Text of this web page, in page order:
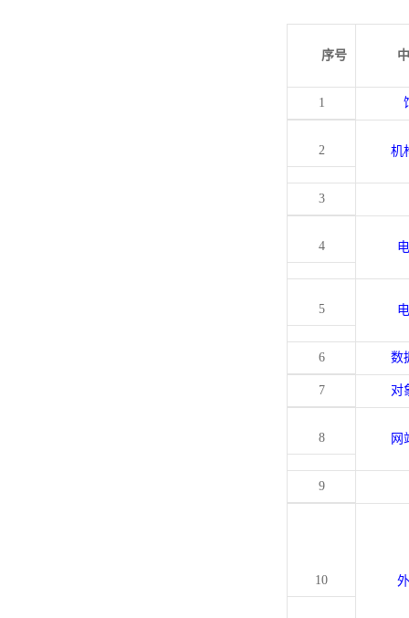
序号
1
2 机
3
4
5
6 数
7 对
8 网
9
10